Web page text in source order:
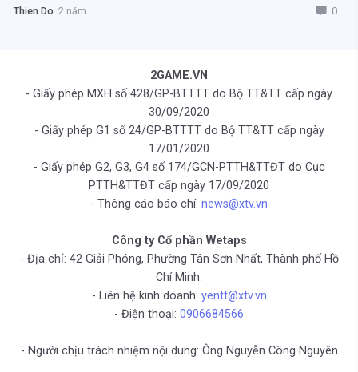
Thien Do 2 năm 0
2GAME.VN
- Giấy phép MXH số 428/GP-BTTTT do Bộ TT&TT cấp ngày
30/09/2020
- Giấy phép G1 số 24/GP-BTTTT do Bộ TT&TT cấp ngày
17/01/2020
- Giấy phép G2, G3, G4 số 174/GCN-PTTH&TTĐT do Cục
PTTH&TTĐT cấp ngày 17/09/2020
- Thông cáo báo chí: news@xtv.vn
Công ty Cổ phần Wetaps
- Địa chỉ: 42 Giải Phóng, Phường Tân Sơn Nhất, Thành phố Hồ
Chí Minh.
- Liên hệ kinh doanh: yentt@xtv.vn
- Điện thoại: 0906684566
- Người chịu trách nhiệm nội dung: Ông Nguyễn Công Nguyên